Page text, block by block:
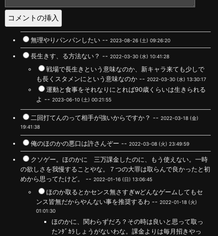
無理やりパンパンしたい -- 2023-08-26 (土) 09:26:20
長生きす、る方法ない？ -- 2022-03-30 (水) 10:41:28
戦場で長生きという意味なのか、新キャラ来ても少しで
も長くスタメンにという意味なのか -- 2022-03-30 (水) 13:30:17
運動と食事をそれなりにとれば90歳くらいは生きられる
よ -- 2023-06-10 (土) 00:21:55
二回打てんのって相手が強いからですか？ -- 2022-03-18 (金)
19:41:38
俺のほのかの悪口は許さんぞー -- 2022-03-08 (火) 23:49:59
クソゲー。ほのかに 三万課金したのに、もう使えない。一時
の欲しさを我慢することやな。７つの大罪は取らんで良かったと初
めから思ってたけど。 -- 2022-01-16 (日) 13:06:45
ほのか取るとかセンス無さすぎ‪wどんなゲームしてもセ
ンス皆無だからやんない事を推奨するわ -- 2022-01-18 (火)
01:01:30
ほのかに、関わらずだろ？その時は良いと思って取っ
たﾝﾀﾞｶﾗしょうがないわな。課金よりは毎月招きやっ